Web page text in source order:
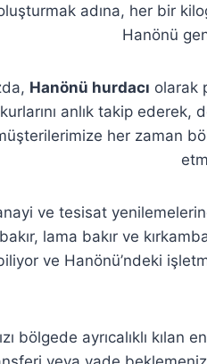
adına, her bir
Hanönü
Hanönü hurdacı olarak
anlık takip
her zaman
ve tesisat
lama bakır ve
ve Hanönü’ndeki
bölgede ayrıcalıklı